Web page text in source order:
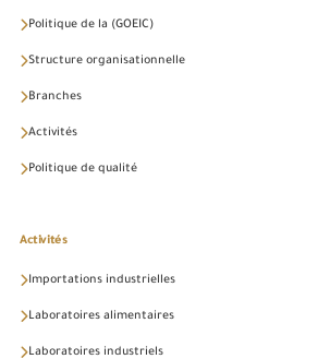
Politique de la (GOEIC)
Structure organisationnelle
Branches
Activités
Politique de qualité
Activités
Importations industrielles
Laboratoires alimentaires
Laboratoires industriels